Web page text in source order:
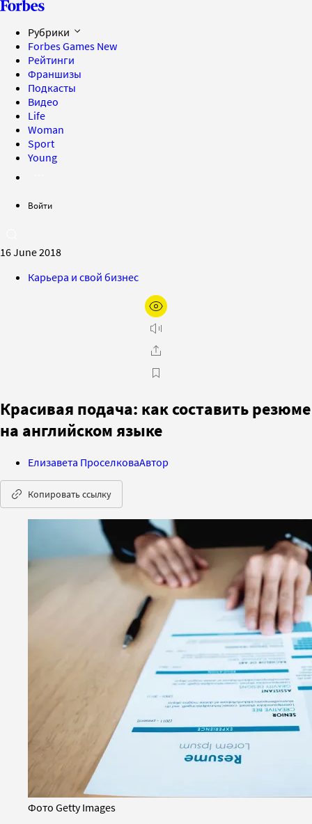
Рубрики
Forbes Games New
Рейтинги
Франшизы
Подкасты
Видео
Life
Woman
Sport
Young
Войти
16 June 2018
Карьера и свой бизнес
Красивая подача: как составить резюме
на английском языке
Елизавета ПроселковаАвтор
Копировать ссылку
Фото Getty Images